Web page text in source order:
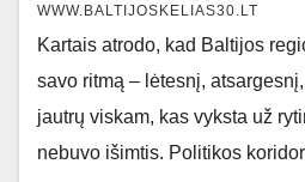
WWW.BALTIJOSKELIAS30.LT
Kartais atrodo, kad Baltijos
savo ritmą – lėtesnį,
jautrų viskam, kas vyksta už
nebuvo išimtis. Politikos